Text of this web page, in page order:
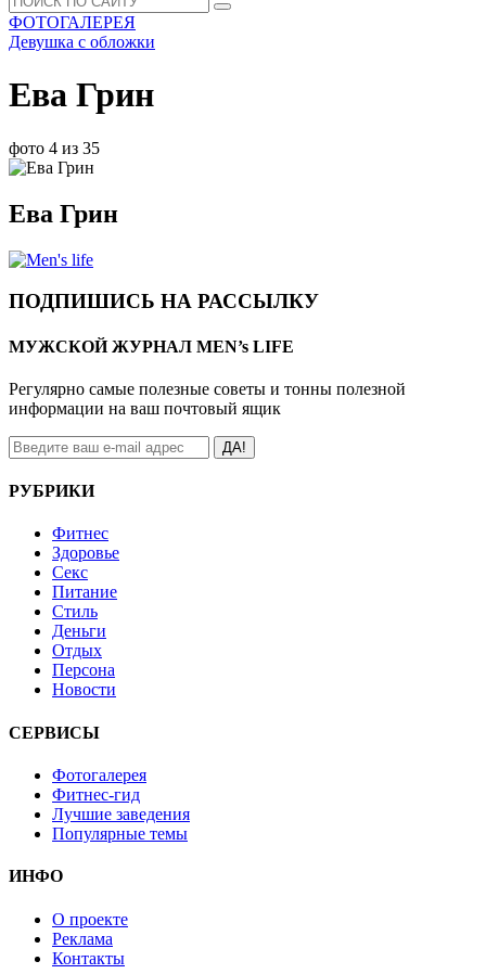
ФОТОГАЛЕРЕЯ
Девушка с обложки
Ева Грин
фото 4 из 35
Ева Грин
ПОДПИШИСЬ НА РАССЫЛКУ
МУЖСКОЙ ЖУРНАЛ MEN’s LIFE
Регулярно самые полезные советы и тонны полезной
информации на ваш почтовый ящик
ДА!
РУБРИКИ
Фитнес
Здоровье
Секс
Питание
Стиль
Деньги
Отдых
Персона
Новости
СЕРВИСЫ
Фотогалерея
Фитнес-гид
Лучшие заведения
Популярные темы
ИНФО
О проекте
Реклама
Контакты